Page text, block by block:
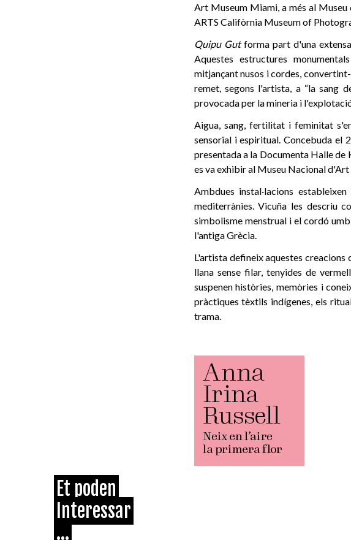
Art Museum Miami, a més al
ARTS Califòrnia Museum of
Quipu Gutforma part d'una
Aquestes estructures
mitjançant nusos i cordes,
remet, segons l'artista, a “la sang
provocada per la mineria i
Aigua, sang, fertilitat i feminitat
sensorial i espiritual. Concebuda el
presentada a la Documenta Halle de
es va exhibir al Museu Nacional
Ambdues instal·lacions
mediterrànies. Vicuña les descriu
simbolisme menstrual i el cordó
l'antiga Grècia.
L'artista defineix aquestes creacions
llana sense filar, tenyides de
suspenen històries, memòries i
pràctiques tèxtils indígenes, els
trama.
Et poden
Interessar
...